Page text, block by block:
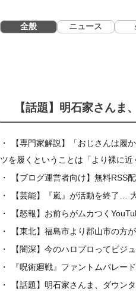
全般 ニュース
【話題】明石家さんま
【専門家解説】「おじさんは履
ツを履くということは「より裸に近
【ブログ運営者向け】無料RSS
【芸能】『嵐』が活動を終了…
【怒報】お前らがムカつく
【東北】福島市より郡山市の方
【闇深】今のハロプロってビ
『呪術廻戦』ファントムパレー
【話題】明石家さんま、ダウン